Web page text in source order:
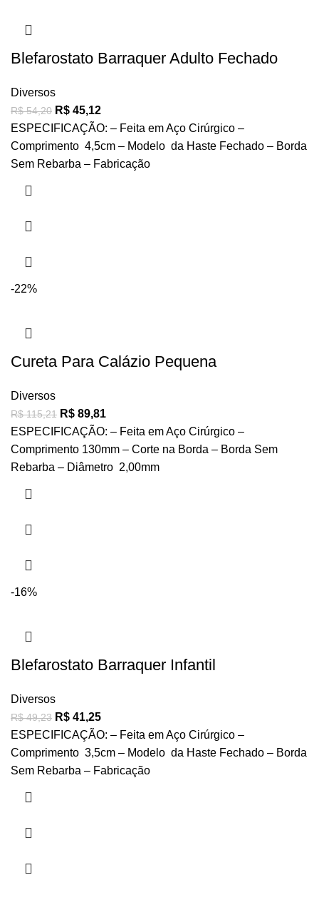
Blefarostato Barraquer Adulto Fechado
Diversos
R$54,20 R$ 45,12
ESPECIFICAÇÃO: – Feita em Aço Cirúrgico –
Comprimento 4,5cm – Modelo da Haste Fechado – Borda
Sem Rebarba – Fabricação
-22%
Cureta Para Calázio Pequena
Diversos
R$115,21 R$ 89,81
ESPECIFICAÇÃO: – Feita em Aço Cirúrgico –
Comprimento 130mm – Corte na Borda – Borda Sem
Rebarba – Diâmetro 2,00mm
-16%
Blefarostato Barraquer Infantil
Diversos
R$49,23 R$ 41,25
ESPECIFICAÇÃO: – Feita em Aço Cirúrgico –
Comprimento 3,5cm – Modelo da Haste Fechado – Borda
Sem Rebarba – Fabricação